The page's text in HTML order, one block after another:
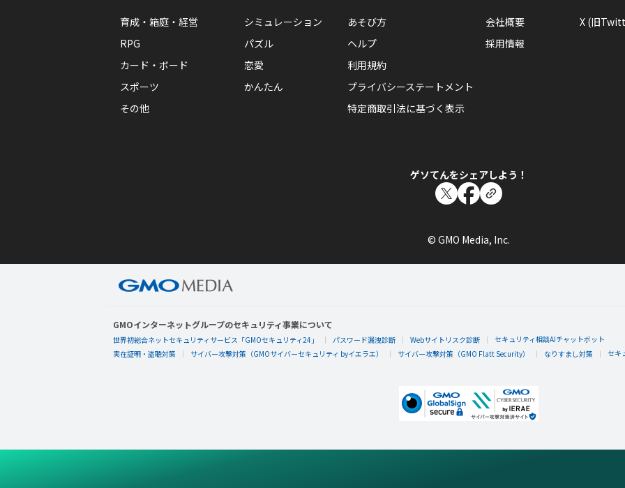
育成・箱庭・経営
シミュレーション
RPG
パズル
カード・ボード
恋愛
スポーツ
かんたん
その他
あそび方
ヘルプ
利用規約
プライバシーステートメント
特定商取引法に基づく表示
会社概要
採用情報
X (旧
ゲソてんをシェアしよう！
© GMO Media, Inc.
GMOインターネットグループのセキュリティ事業について
世界初総合ネットセキュリティサービス「GMOセキュリティ24」 パスワード漏洩診断 Webサイトリスク診断
セキュリティ相談AIチャットボット
実在証明・盗聴対策
サイバー攻撃対策（GMOサイバーセキュリティ byイエラエ） サイバー攻撃対策（GMO Flatt Security） なりすまし対策 セキ